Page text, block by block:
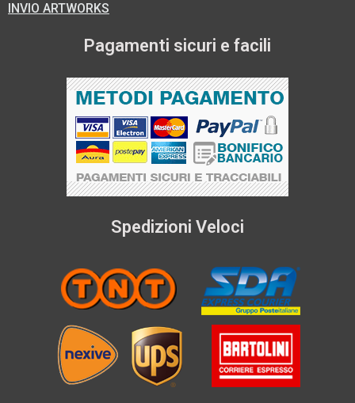
INVIO ARTWORKS
Pagamenti sicuri e facili
Spedizioni Veloci